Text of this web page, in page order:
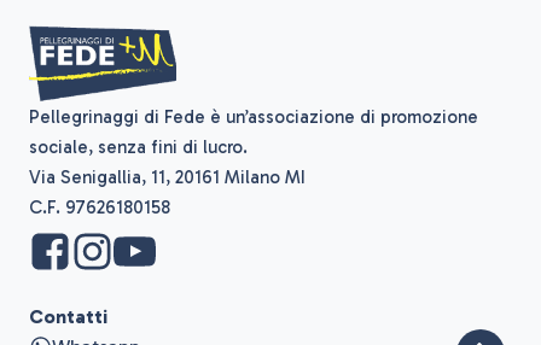
Pellegrinaggi di Fede è un’associazione di promozione
sociale, senza fini di lucro.
Via Senigallia, 11, 20161 Milano MI
C.F. 97626180158
Contatti